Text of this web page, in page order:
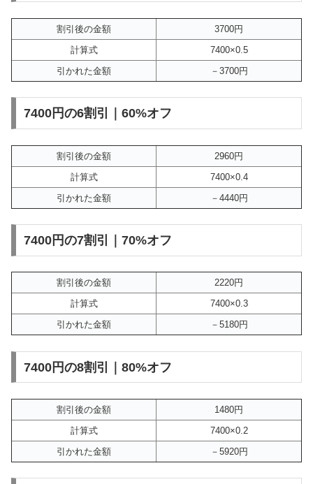
割引後の金額
3700円
計算式
7400×0.5
引かれた金額
－3700円
7400円の6割引｜60%オフ
割引後の金額
2960円
計算式
7400×0.4
引かれた金額
－4440円
7400円の7割引｜70%オフ
割引後の金額
2220円
計算式
7400×0.3
引かれた金額
－5180円
7400円の8割引｜80%オフ
割引後の金額
1480円
計算式
7400×0.2
引かれた金額
－5920円